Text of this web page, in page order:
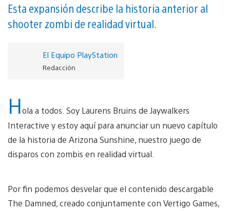
Esta expansión describe la historia anterior al
shooter zombi de realidad virtual.
El Equipo PlayStation
Redacción
Hola a todos. Soy Laurens Bruins de Jaywalkers
Interactive y estoy aquí para anunciar un nuevo capítulo
de la historia de Arizona Sunshine, nuestro juego de
disparos con zombis en realidad virtual.
Por fin podemos desvelar que el contenido descargable
The Damned, creado conjuntamente con Vertigo Games,